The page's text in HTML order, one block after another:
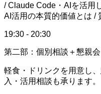
/ Claude Code・AIを活用
AI活用の本質的価値とは /
19:30 - 20:30
第二部：個別相談＋懇親会
軽食・ドリンクを用意し
入・活用相談も承ります。